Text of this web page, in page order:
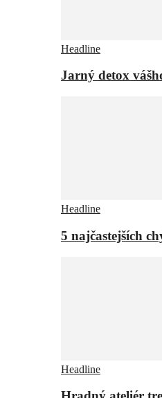
Headline
Jarný detox
Headline
5 najčastejších
Headline